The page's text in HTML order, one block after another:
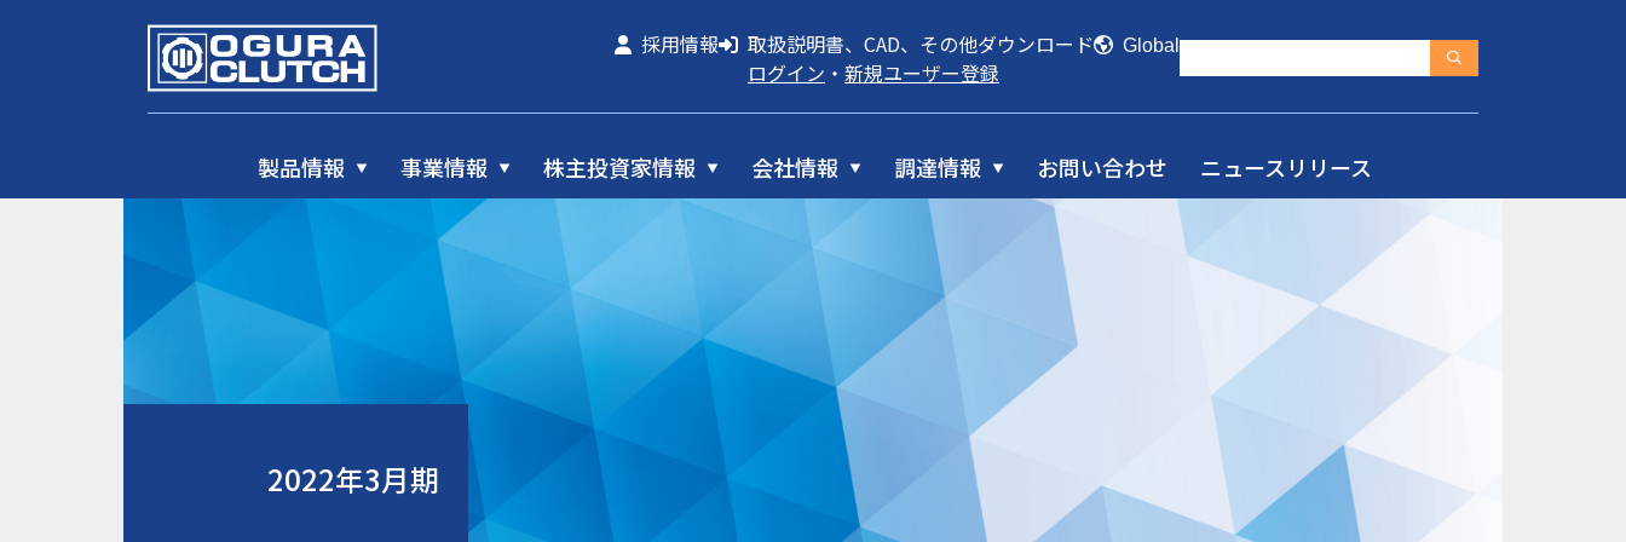
採用情報
取扱説明書、CAD、その他ダウンロード
ログイン ・ 新規ユーザー登録
Global
製品情報 事業情報 株主投資家情報 会社情報 調達情報 お問い合わせ ニュースリリース
2022年3月期